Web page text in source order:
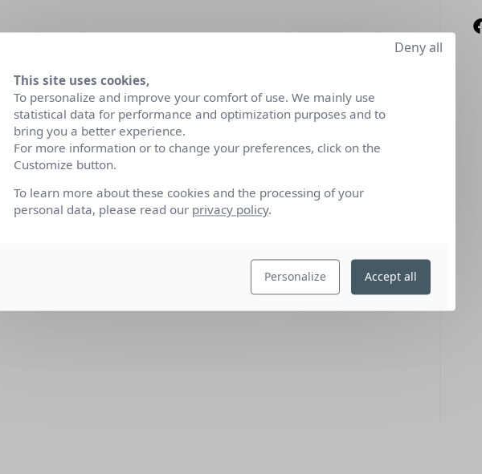
This site uses cookies,
To personalize and improve your comfort of use. We mainly use
statistical data for performance and optimization purposes and to
bring you a better experience.
For more information or to change your preferences, click on the
Customize button.
To learn more about these cookies and the processing of your
personal data, please read our privacy policy.
Personalize
Deny all
Accept all